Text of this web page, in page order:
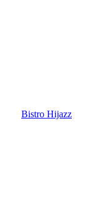
Bistro Hijazz